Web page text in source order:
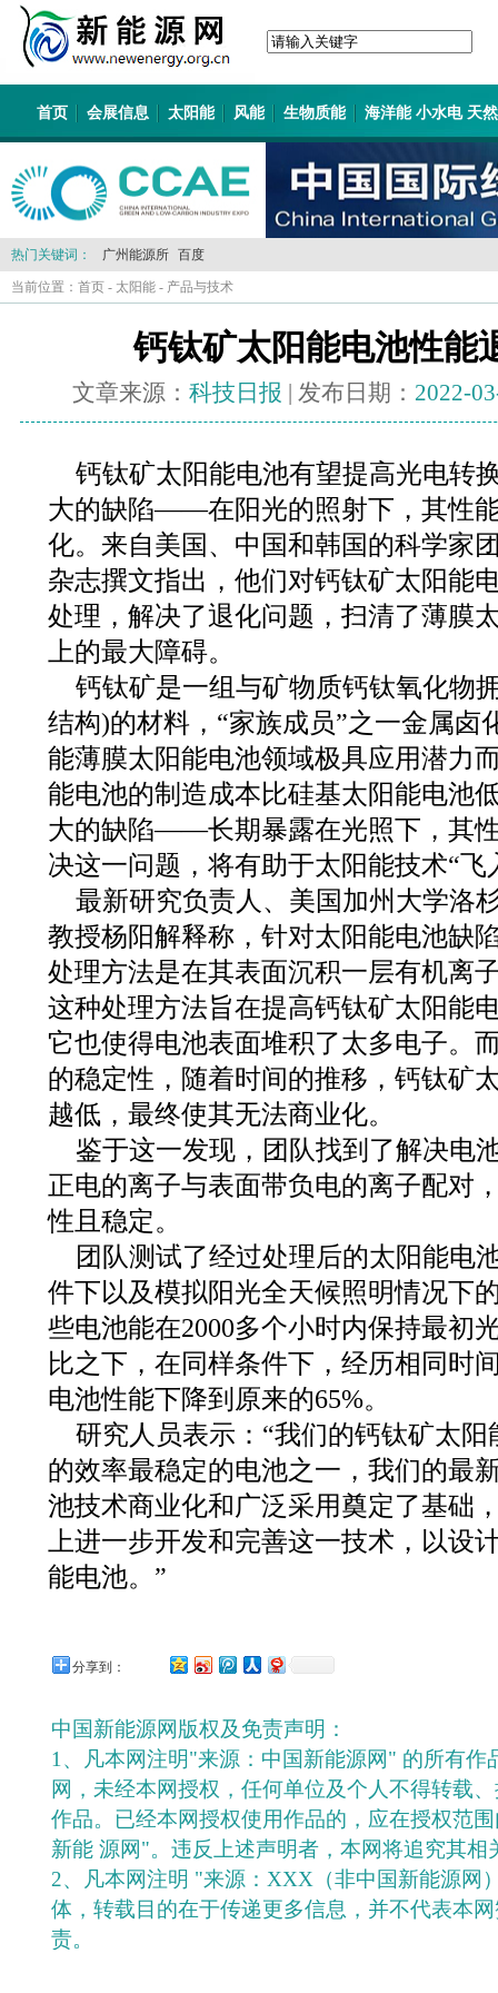
首页 会展信息 太阳能 风能 生物质能 海洋能 小水电 天
热门关键词： 广州能源所 百度
当前位置： 首页 - 太阳能 - 产品与技术
钙钛矿太阳能电池性能
文章来源： 科技日报 | 发布日期： 2022-
钙钛矿太阳能电池有望提高光电转
大的缺陷——在阳光的照射下，其性
化。来自美国、中国和韩国的科学家
杂志撰文指出，他们对钙钛矿太阳能
处理，解决了退化问题，扫清了薄膜
上的最大障碍。
钙钛矿是一组与矿物质钙钛氧化物
结构)的材料，“家族成员”之一金属卤
能薄膜太阳能电池领域极具应用潜力
能电池的制造成本比硅基太阳能电池
大的缺陷——长期暴露在光照下，其
决这一问题，将有助于太阳能技术“飞
最新研究负责人、美国加州大学洛
教授杨阳解释称，针对太阳能电池缺
处理方法是在其表面沉积一层有机离
这种处理方法旨在提高钙钛矿太阳能
它也使得电池表面堆积了太多电子。
的稳定性，随着时间的推移，钙钛矿
越低，最终使其无法商业化。
鉴于这一发现，团队找到了解决电
正电的离子与表面带负电的离子配对
性且稳定。
团队测试了经过处理后的太阳能电
件下以及模拟阳光全天候照明情况下
些电池能在2000多个小时内保持最初
比之下，在同样条件下，经历相同时
电池性能下降到原来的65%。
研究人员表示：“我们的钙钛矿太
的效率最稳定的电池之一，我们的最
池技术商业化和广泛采用奠定了基础
上进一步开发和完善这一技术，以设
能电池。”
分享到：
中国新能源网版权及免责声明：
1、凡本网注明"来源：中国新能源网" 的所有作
网，未经本网授权，任何单位及个人不得转载
作品。已经本网授权使用作品的，应在授权范
新能 源网"。违反上述声明者，本网将追究其相
2、凡本网注明 "来源：XXX（非中国新能源网
体，转载目的在于传递更多信息，并不代表本
责。